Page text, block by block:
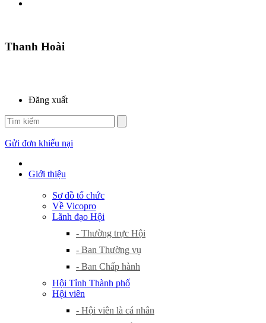
Thanh Hoài
Đăng xuất
Gửi đơn khiếu nại
Giới thiệu
Sơ đồ tổ chức
Về Vicopro
Lãnh đạo Hội
- Thường trực Hội
- Ban Thường vụ
- Ban Chấp hành
Hội Tỉnh Thành phố
Hội viên
- Hội viên là cá nhân